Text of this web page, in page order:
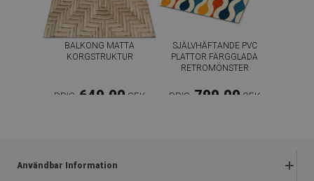
BALKONG MATTA
KORGSTRUKTUR
PRIS: 649.00 SEK
SJÄLVHÄFTANDE PVC
PLATTOR FÄRGGLADA
RETROMÖNSTER
PRIS: 799.00 SEK
Användbar Information